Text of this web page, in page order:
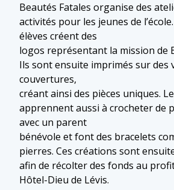
Beautés Fatales organise des
activités pour les jeunes de
élèves créent des
logos représentant la mission de
Ils sont ensuite imprimés sur des
couvertures,
créant ainsi des pièces uniques.
apprennent aussi à crocheter de
avec un parent
bénévole et font des bracelets
pierres. Ces créations sont
afin de récolter des fonds au
Hôtel-Dieu de Lévis.